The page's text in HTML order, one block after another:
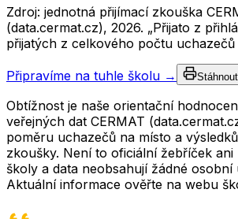
Zdroj: jednotná přijímací zkouška
(data.cermat.cz), 2026. „Přijato z
přijatých z celkového počtu uchazečů
Připravíme na tuhle školu →
Obtížnost je naše orientační
veřejných dat CERMAT
poměru uchazečů na místo a
zkoušky. Není to oficiální žebříček
školy a data neobsahují žádné osobní
Aktuální informace ověřte na webu